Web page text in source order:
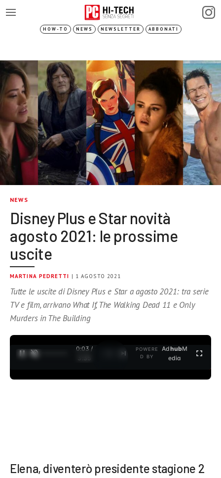
HOW-TO NEWS NEWSLETTER ABBONATI
NEWS
Disney Plus e Star novità
agosto 2021: le prossime
uscite
MARTINA PEDRETTI | 1 AGOSTO 2021
Tutte le uscite di Disney Plus e Star a agosto 2021: tra serie
TV e film, arrivano What If, The Walking Dead 11 e Only
Murders in The Building
0:04 /
3:35
POWERE
D BY
AdhubM
edia
Elena, diventerò presidente stagione 2